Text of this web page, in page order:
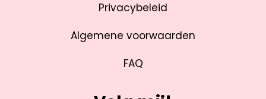
Privacybeleid
Algemene voorwaarden
FAQ